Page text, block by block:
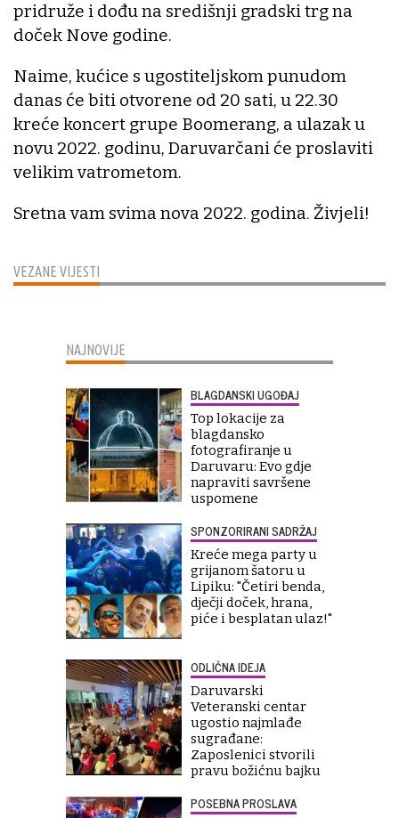
VEZANE VIJESTI
pridruže i dođu na središnji gradski trg na
doček Nove godine.
Naime, kućice s ugostiteljskom punudom
danas će biti otvorene od 20 sati, u 22.30
kreće koncert grupe Boomerang, a ulazak u
novu 2022. godinu, Daruvarčani će proslaviti
velikim vatrometom.
Sretna vam svima nova 2022. godina. Živjeli!
NAJNOVIJE
BLAGDANSKI UGOĐAJ
Top lokacije za
blagdansko
fotografiranje u
Daruvaru: Evo gdje
napraviti savršene
uspomene
SPONZORIRANI SADRŽAJ
Kreće mega party u
grijanom šatoru u
Lipiku: "Četiri benda,
dječji doček, hrana,
piće i besplatan ulaz!"
ODLIČNA IDEJA
Daruvarski
Veteranski centar
ugostio najmlađe
sugrađane:
Zaposlenici stvorili
pravu božićnu bajku
POSEBNA PROSLAVA